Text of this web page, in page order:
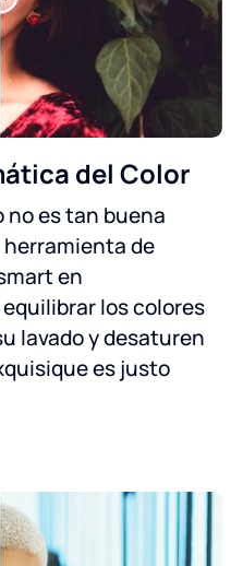
del Color
no es tan buena
de
en
los colores
lavado y desaturen
es justo